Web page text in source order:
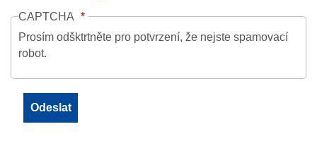
CAPTCHA
Prosím odšktrtněte pro potvrzení, že nejste spamovací
robot.